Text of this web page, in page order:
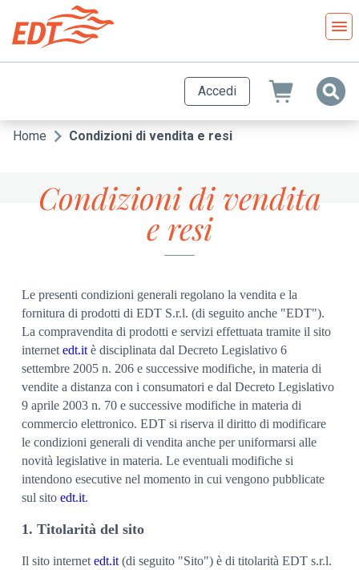
contenuto
principale
Accedi
Briciole
pane
Home Condizioni di vendita e resi
Condizioni di vendita
e resi
Le presenti condizioni generali regolano la vendita e la
fornitura di prodotti di EDT S.r.l. (di seguito anche "EDT").
La compravendita di prodotti e servizi effettuata tramite il sito
internet edt.it è disciplinata dal Decreto Legislativo 6
settembre 2005 n. 206 e successive modifiche, in materia di
vendite a distanza con i consumatori e dal Decreto Legislativo
9 aprile 2003 n. 70 e successive modifiche in materia di
commercio elettronico. EDT si riserva il diritto di modificare
le condizioni generali di vendita anche per uniformarsi alle
novità legislative in materia. Le eventuali modifiche si
intendono esecutive nel momento in cui vengono pubblicate
sul sito edt.it.
1. Titolarità del sito
Il sito internet edt.it (di seguito "Sito") è di titolarità EDT s.r.l.